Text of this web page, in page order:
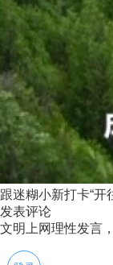
跟迷糊小新打卡“开
发表评论
文明上网理性发言